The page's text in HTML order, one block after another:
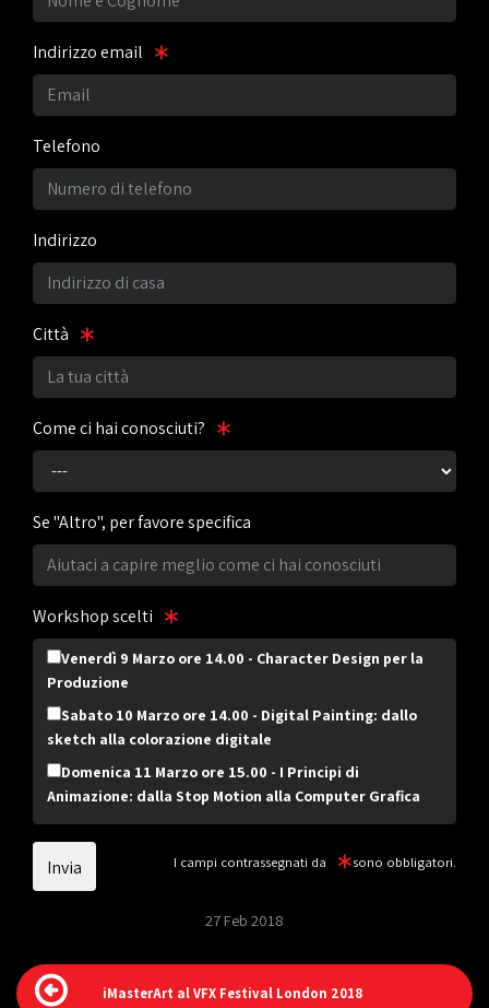
Indirizzo email
Telefono
Indirizzo
Città
Come ci hai conosciuti?
Se "Altro", per favore specifica
Workshop scelti
Venerdì 9 Marzo ore 14.00 - Character Design per la
Produzione
Sabato 10 Marzo ore 14.00 - Digital Painting: dallo
sketch alla colorazione digitale
Domenica 11 Marzo ore 15.00 - I Principi di
Animazione: dalla Stop Motion alla Computer Grafica
I campi contrassegnati da sono obbligatori.
27 Feb 2018
iMasterArt al VFX Festival London 2018